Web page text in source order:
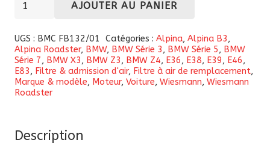
Filtre
à
air
haute
(FB132/01)
AJOUTER AU PANIER
UGS : BMC FB132/01 Catégories : Alpina, Alpina B3,
Alpina Roadster, BMW, BMW Série 3, BMW Série 5, BMW
Série 7, BMW X3, BMW Z3, BMW Z4, E36, E38, E39, E46,
E83, Filtre & admission d'air, Filtre à air de remplacement,
Marque & modèle, Moteur, Voiture, Wiesmann, Wiesmann
Roadster
Description